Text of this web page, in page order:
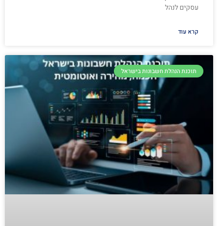
עסקים לנהל
קרא עוד
תוכנת הנהלת חשבונות בישראל